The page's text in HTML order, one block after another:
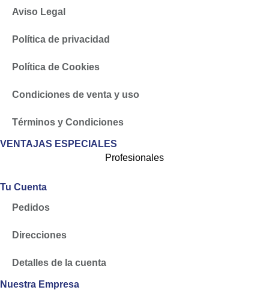
Aviso Legal
Política de privacidad
Política de Cookies
Condiciones de venta y uso
Términos y Condiciones
VENTAJAS ESPECIALES
Profesionales
Tu Cuenta
Pedidos
Direcciones
Detalles de la cuenta
Nuestra Empresa